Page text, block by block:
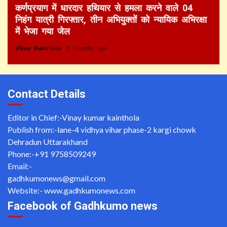
कर्णप्रयाग में धारदार हथियार से हमला करने वाले 04
निहंग यात्री गिरफ्तार, तीन अभियुक्तों को न्यायिक अभिरक्षा
में भेजा गया जेल
Vinay Kainthola 2 months ago
Contact Details
Editor in Chief:-Vinay kumar kainthola
Publish from:-lane-4 vidhya vihar phase-2 kargi chowk
Dehradun Uttarakhand
Phone:-+91 9758509249
Email:-
gadhkumonews@gmail.com
Website:- www.gadhkumonews.com
Facebook of Gadhkumo news